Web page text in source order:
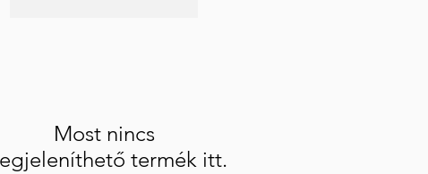
Most nincs
termék itt.